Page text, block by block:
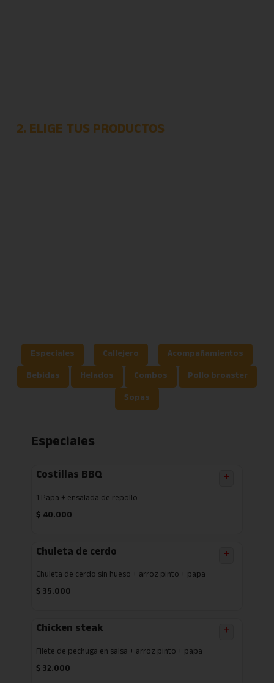
2. ELIGE TUS PRODUCTOS
Especiales Callejero
Acompañamientos
Bebidas
Helados Combos
Pollo broaster
Sopas
Especiales
Costillas BBQ +
1 Papa + ensalada de repollo
$ 40.000
Chuleta de cerdo +
Chuleta de cerdo sin hueso + arroz pinto + papa
$35.000
Chicken steak +
Filete de pechuga en salsa + arroz pinto + papa
$32.000